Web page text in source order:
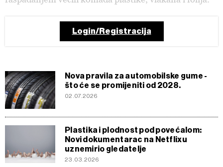
Login/Registracija
Nova pravila za automobilske gume -
što će se promijeniti od 2028.
02.07.2026
Plastika i plodnost pod povećalom:
Novi dokumentarac na Netflixu
uznemirio gledatelje
23.03.2026